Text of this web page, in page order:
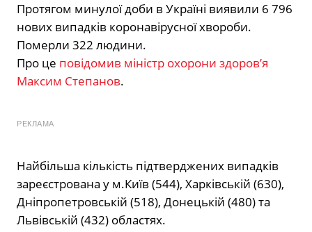
Протягом минулої доби в Україні виявили 6 796
нових випадків коронавірусної хвороби.
Померли 322 людини.
Про це повідомив міністр охорони здоров’я
Максим Степанов.
РЕКЛАМА
Найбільша кількість підтверджених випадків
зареєстрована у м.Київ (544), Харківській (630),
Дніпропетровській (518), Донецькій (480) та
Львівській (432) областях.